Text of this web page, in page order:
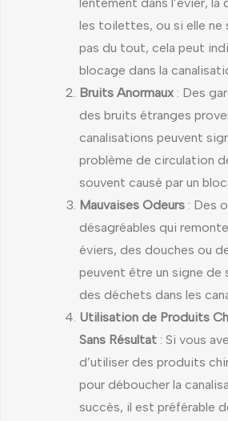
les toilettes, ou si elle ne
pas du tout, cela peut
blocage dans la
Bruits Anormaux : Des
des bruits étranges
canalisations peuvent
problème de circulation
souvent causé par un
Mauvaises Odeurs : Des
désagréables qui
éviers, des douches ou
peuvent être un signe de
des déchets dans les
Utilisation de Produits
Sans Résultat : Si vous
d’utiliser des produits
pour déboucher la
succès, il est préférable